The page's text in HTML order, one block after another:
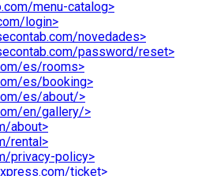
menu-catalog>
login>
novedades>
password/reset>
es/rooms>
es/booking>
es/about/>
en/gallery/>
about>
rental>
privacy-policy>
ticket>